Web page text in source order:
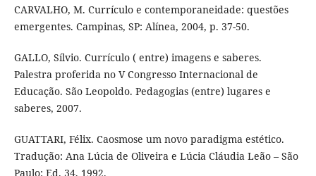
CARVALHO, M. Currículo e contemporaneidade: questões
emergentes. Campinas, SP: Alínea, 2004, p. 37-50.
GALLO, Sílvio. Currículo ( entre) imagens e saberes.
Palestra proferida no V Congresso Internacional de
Educação. São Leopoldo. Pedagogias (entre) lugares e
saberes, 2007.
GUATTARI, Félix. Caosmose um novo paradigma estético.
Tradução: Ana Lúcia de Oliveira e Lúcia Cláudia Leão – São
Paulo: Ed. 34, 1992.